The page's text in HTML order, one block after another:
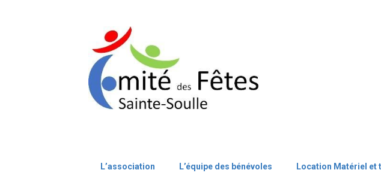
L’association L’équipe des bénévoles Location Matériel et